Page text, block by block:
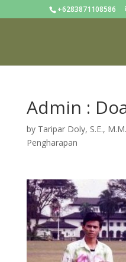
+6283871108586
Admin :
by Taripar Doly, S.E., M.M.
Pengharapan